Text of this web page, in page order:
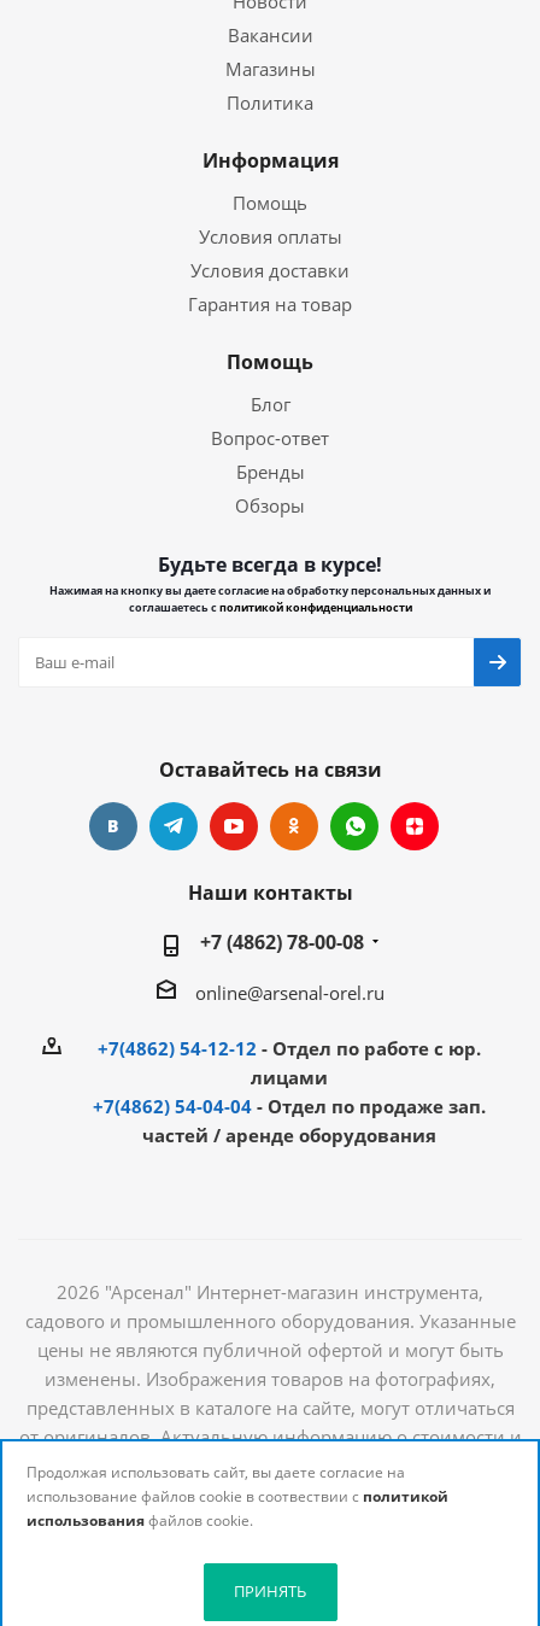
Вакансии
Магазины
Политика
Информация
Помощь
Условия оплаты
Условия доставки
Гарантия на товар
Помощь
Блог
Вопрос-ответ
Бренды
Обзоры
Будьте всегда в курсе!
Нажимая на кнопку вы даете согласие на обработку персональных данных и
соглашаетесь сполитикой конфиденциальности
Оставайтесь на связи
Наши контакты
+7 (4862) 78-00-08
online@arsenal-orel.ru
+7(4862) 54-12-12 - Отдел по работе с юр.
лицами
+7(4862) 54-04-04 - Отдел по продаже зап.
частей / аренде оборудования
2026 "Арсенал" Интернет-магазин инструмента,
садового и промышленного оборудования. Указанные
цены не являются публичной офертой и могут быть
изменены. Изображения товаров на фотографиях,
представленных в каталоге на сайте, могут отличаться
от оригиналов. Актуальную информацию о стоимости и
наличии товаров можно получить у наших
менеджеров
Продолжая использовать сайт, вы даете согласие на
использование файлов cookie в соотвествии с политикой
использованияфайлов cookie.
ПРИНЯТЬ